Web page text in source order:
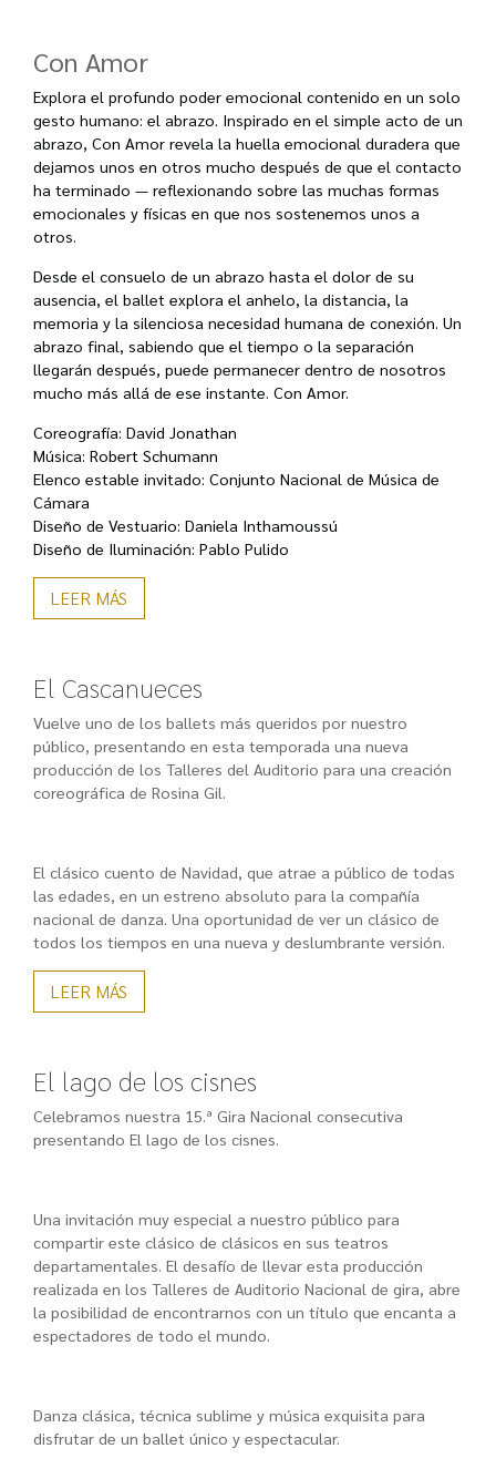
Con Amor
Explora el profundo poder emocional contenido en un solo
gesto humano: el abrazo. Inspirado en el simple acto de un
abrazo, Con Amor revela la huella emocional duradera que
dejamos unos en otros mucho después de que el contacto
ha terminado — reflexionando sobre las muchas formas
emocionales y físicas en que nos sostenemos unos a
otros.
Desde el consuelo de un abrazo hasta el dolor de su
ausencia, el ballet explora el anhelo, la distancia, la
memoria y la silenciosa necesidad humana de conexión. Un
abrazo final, sabiendo que el tiempo o la separación
llegarán después, puede permanecer dentro de nosotros
mucho más allá de ese instante. Con Amor.
Coreografía: David Jonathan
Música: Robert Schumann
Elenco estable invitado: Conjunto Nacional de Música de
Cámara
Diseño de Vestuario: Daniela Inthamoussú
Diseño de Iluminación: Pablo Pulido
LEER MÁS
El Cascanueces
Vuelve uno de los ballets más queridos por nuestro
público, presentando en esta temporada una nueva
producción de los Talleres del Auditorio para una creación
coreográfica de Rosina Gil.
El clásico cuento de Navidad, que atrae a público de todas
las edades, en un estreno absoluto para la compañía
nacional de danza. Una oportunidad de ver un clásico de
todos los tiempos en una nueva y deslumbrante versión.
LEER MÁS
El lago de los cisnes
Celebramos nuestra 15.ª Gira Nacional consecutiva
presentando El lago de los cisnes.
Una invitación muy especial a nuestro público para
compartir este clásico de clásicos en sus teatros
departamentales. El desafío de llevar esta producción
realizada en los Talleres de Auditorio Nacional de gira, abre
la posibilidad de encontrarnos con un título que encanta a
espectadores de todo el mundo.
Danza clásica, técnica sublime y música exquisita para
disfrutar de un ballet único y espectacular.